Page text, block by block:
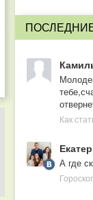
Как
А где